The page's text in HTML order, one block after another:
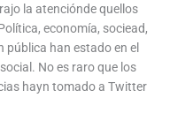
la atenciónde quellos
economía, sociead,
pública han estado en el
No es raro que los
hayn tomado a Twitter